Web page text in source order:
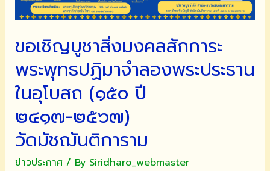
ขอเชิญบูชาสิ่งมงคลสักการะ
พระพุทธปฏิมาจำลองพระประธาน
ในอุโบสถ (๑๕๐ ปี
๒๔๑๗-๒๕๖๗)
วัดมัชฌันติการาม
ข่าวประกาศ/ By Siridharo_webmaster